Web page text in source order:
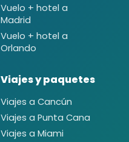
Vuelo + hotel a
Madrid
Vuelo + hotel a
Orlando
Viajes y paquetes
Viajes a Cancún
Viajes a Punta Cana
Viajes a Miami